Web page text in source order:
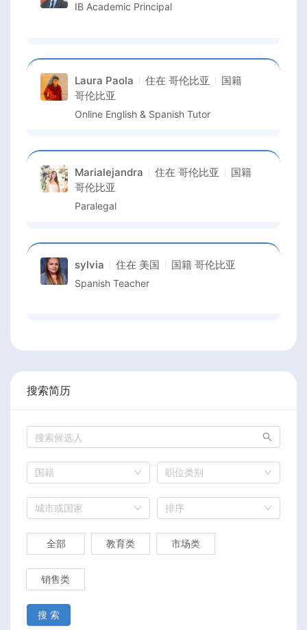
IB Academic Principal
Laura Paola 住在 哥伦比亚
国籍
哥伦比亚
Online English & Spanish Tutor
Marialejandra 住在 哥伦比亚
国籍
哥伦比亚
Paralegal
sylvia 住在 美国 国籍 哥伦比亚
Spanish Teacher
搜索简历
国籍 职位类别
城市或国家 排序
全部 教育类 市场类
销售类
搜 索